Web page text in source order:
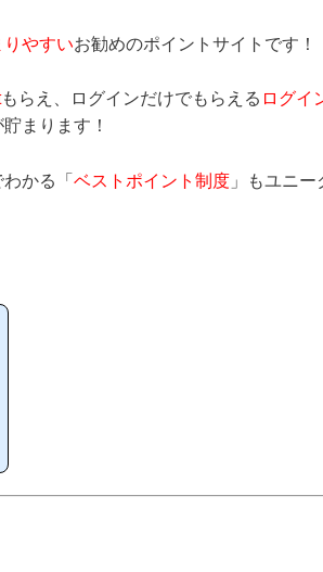
やすいお勧めのポイントサイトです！
もらえ、ログインだけでもらえる ログイ
まります！
かる「 ベストポイント制度 」もユニー